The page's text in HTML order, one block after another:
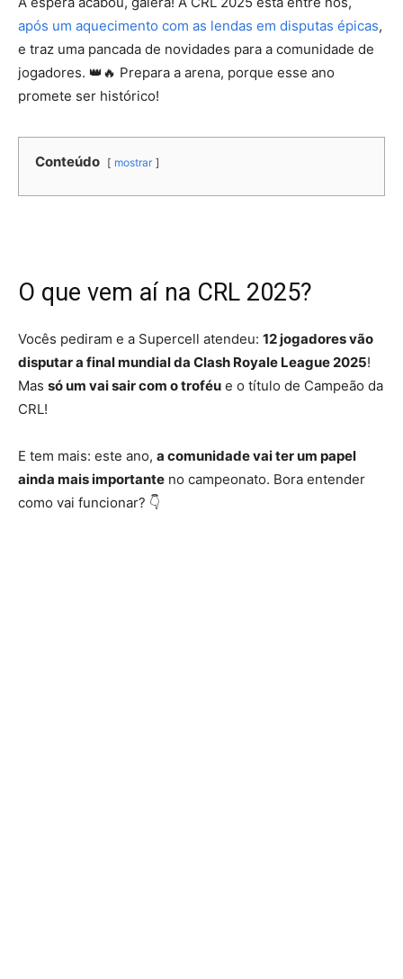
após um aquecimento com as lendas em disputas épicas,
e traz uma pancada de novidades para a comunidade de
jogadores. 👑🔥 Prepara a arena, porque esse ano
promete ser histórico!
Conteúdo mostrar
O que vem aí na CRL 2025?
Vocês pediram e a Supercell atendeu: 12 jogadores vão
disputar a final mundial da Clash Royale League 2025!
Mas só um vai sair com o troféu e o título de Campeão da
CRL!
E tem mais: este ano, a comunidade vai ter um papel
ainda mais importante no campeonato. Bora entender
como vai funcionar? 👇